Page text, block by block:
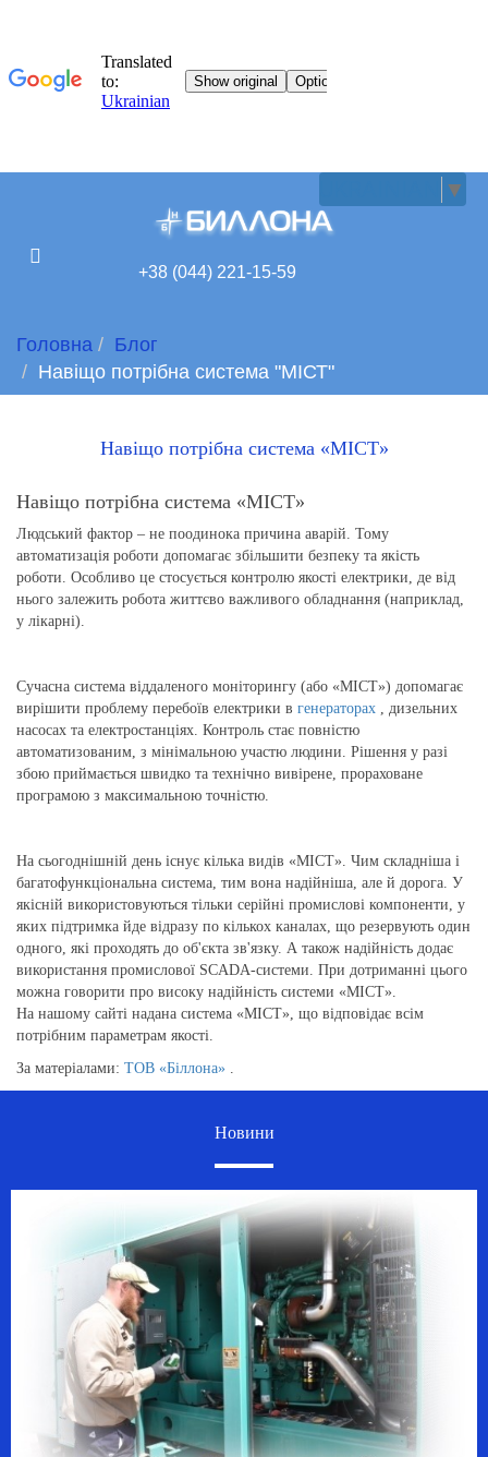
▼
+38 (044) 221-15-59
Головна
Блог
Навіщо потрібна система "МІСТ"
Навіщо потрібна система «МІСТ»
Навіщо потрібна система «МІСТ»
Людський фактор – не поодинока причина аварій. Тому
автоматизація роботи допомагає збільшити безпеку та якість
роботи. Особливо це стосується контролю якості електрики, де від
нього залежить робота життєво важливого обладнання (наприклад,
у лікарні).
Сучасна система віддаленого моніторингу (або «МІСТ») допомагає
вирішити проблему перебоїв електрики в генераторах , дизельних
насосах та електростанціях. Контроль стає повністю
автоматизованим, з мінімальною участю людини. Рішення у разі
збою приймається швидко та технічно вивірене, прораховане
програмою з максимальною точністю.
На сьогоднішній день існує кілька видів «МІСТ». Чим складніша і
багатофункціональна система, тим вона надійніша, але й дорога. У
якісній використовуються тільки серійні промислові компоненти, у
яких підтримка йде відразу по кількох каналах, що резервують один
одного, які проходять до об'єкта зв'язку. А також надійність додає
використання промислової SCADA-системи. При дотриманні цього
можна говорити про високу надійність системи «МІСТ».
На нашому сайті надана система «МІСТ», що відповідає всім
потрібним параметрам якості.
За матеріалами: ТОВ «Біллона» .
Новини